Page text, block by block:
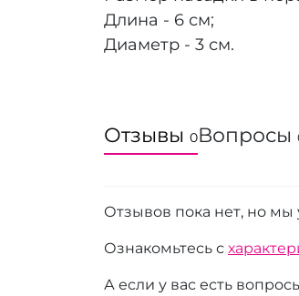
Длина - 6 см;
Диаметр - 3 см.
Отзывы 0Вопросы
Отзывов пока нет, но мы
Ознакомьтесь с
А если у вас есть